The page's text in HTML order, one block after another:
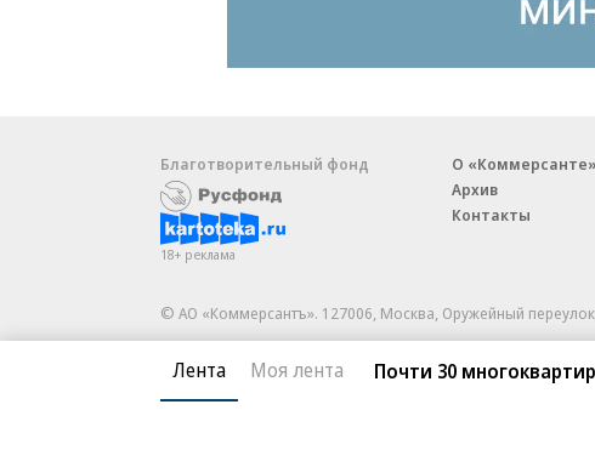
Лента Моя лента Почти 30
Благотворительный фонд
18+ реклама
О «Коммерсанте»
Архив
Контакты
© АО «Коммерсантъ». 127006, Москва, Оружейный
Сетевое издание «Коммерсантъ» (доменное имя сайта:
Федеральной службой по надзору в сфере связи,